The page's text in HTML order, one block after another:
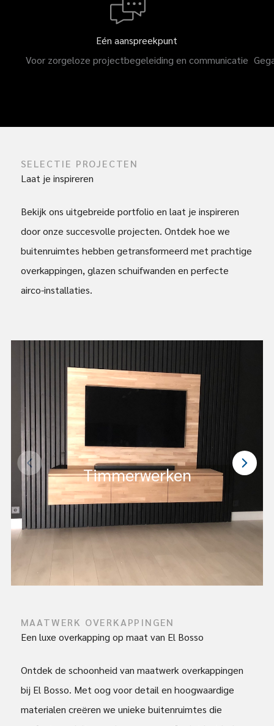
Eén aanspreekpunt
Voor zorgeloze projectbegeleiding en communicatie
SELECTIE PROJECTEN
Laat je inspireren
Bekijk ons uitgebreide portfolio en laat je inspireren
door onze succesvolle projecten. Ontdek hoe we
buitenruimtes hebben getransformeerd met prachtige
overkappingen, glazen schuifwanden en perfecte
airco-installaties.
Timmerwerken
MAATWERK OVERKAPPINGEN
Een luxe overkapping op maat van El Bosso
Ontdek de schoonheid van maatwerk overkappingen
bij El Bosso. Met oog voor detail en hoogwaardige
materialen creëren we unieke buitenruimtes die